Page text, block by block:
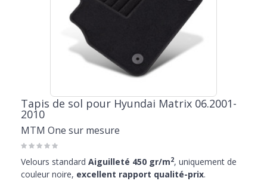
Tapis de sol pour Hyundai Matrix 06.2001-
2010
MTM One sur mesure
Velours standard Aiguilleté 450 gr/m2, uniquement de
couleur noire, excellent rapport qualité-prix.